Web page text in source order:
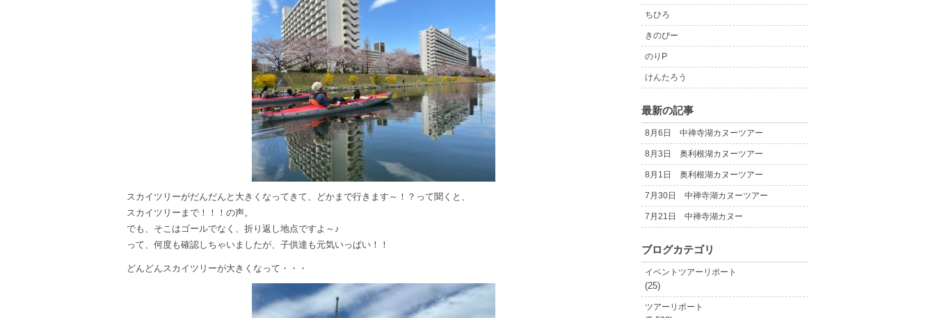
スカイツリーがだんだんと大きくなってきて、どかまで行きます～！？って聞くと、
スカイツリーまで！！！の声。
でも、そこはゴールでなく、折り返し地点ですよ～♪
って、何度も確認しちゃいましたが、子供達も元気いっぱい！！
どんどんスカイツリーが大きくなって・・・
ちひろ
きのぴー
のりP
けんたろう
最新の記事
8月6日 中禅寺湖カヌーツアー
8月3日 奥利根湖カヌーツアー
8月1日 奥利根湖カヌーツアー
7月30日 中禅寺湖カヌーツアー
7月21日 中禅寺湖カヌー
ブログカテゴリ
イベントツアーリポート
(25)
ツアーリポート